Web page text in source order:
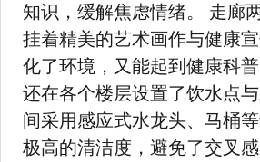
知识，缓解焦虑情绪。 走廊
挂着精美的艺术画作与健康
化了环境，又能起到健康科
还在各个楼层设置了饮水点
间采用感应式水龙头、马桶
极高的清洁度，避免了交叉感